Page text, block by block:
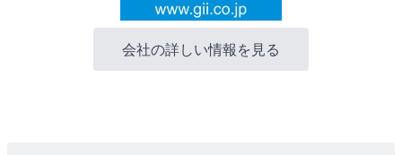
会社の詳しい情報を見る